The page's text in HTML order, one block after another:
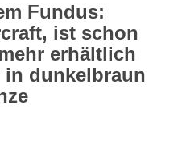
Fundus:
ist schon
erhältlich
in dunkelbraun